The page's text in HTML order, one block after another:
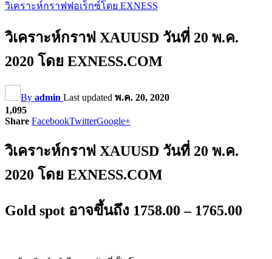
วิเคราะห์กราฟฟอเร็กซ์โดย EXNESS
วิเคราะห์กราฟ XAUUSD วันที่ 20 พ.ค.
2020 โดย EXNESS.COM
By admin Last updated พ.ค. 20, 2020
1,095
Share FacebookTwitterGoogle+
วิเคราะห์กราฟ XAUUSD วันที่ 20 พ.ค.
2020 โดย EXNESS.COM
Gold spot อาจขึ้นถึง 1758.00 – 1765.00